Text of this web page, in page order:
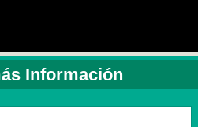
Información